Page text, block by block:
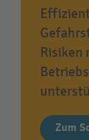
Risiken
Zum